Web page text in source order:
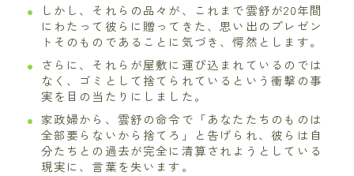
しかし、それらの品々が、これまで雲舒が20年間
にわたって彼らに贈ってきた、思い出のプレゼン
トそのものであることに気づき、愕然とします。
さらに、それらが屋敷に運び込まれているのでは
なく、ゴミとして捨てられているという衝撃の事
実を目の当たりにしました。
家政婦から、雲舒の命令で「あなたたちのものは
全部要らないから捨てろ」と告げられ、彼らは自
分たちとの過去が完全に清算されようとしている
現実に、言葉を失います。